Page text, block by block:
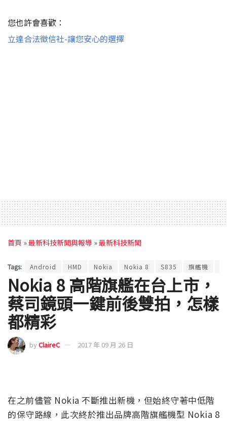
您也許會喜歡：
立達合法徵信社-讓您安心的選擇
首頁 »最新科技新聞與報導 »最新科技新聞
Tags: Android HMD Nokia Nokia 8 S835 旗艦機
Nokia 8 高階旗艦在台上市，
蔡司鏡頭一鍵前後雙拍，怎樣
都精彩
byClaireC 2017 年 09 月 26 日
在之前儘管 Nokia 不斷推出新機，但始終守著中低階
的保守路線，此次終於推出品牌高階旗艦機型 Nokia 8